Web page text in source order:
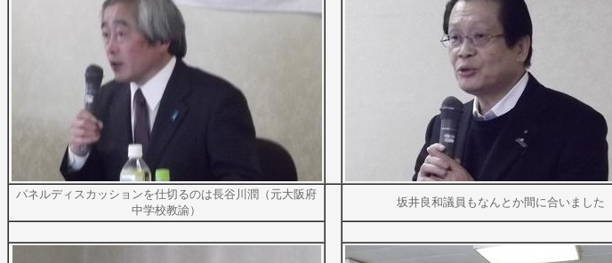
パネルディスカッションを仕切るのは長谷川潤（元大阪府
中学校教諭）
坂井良和議員もなんとか間に合いました